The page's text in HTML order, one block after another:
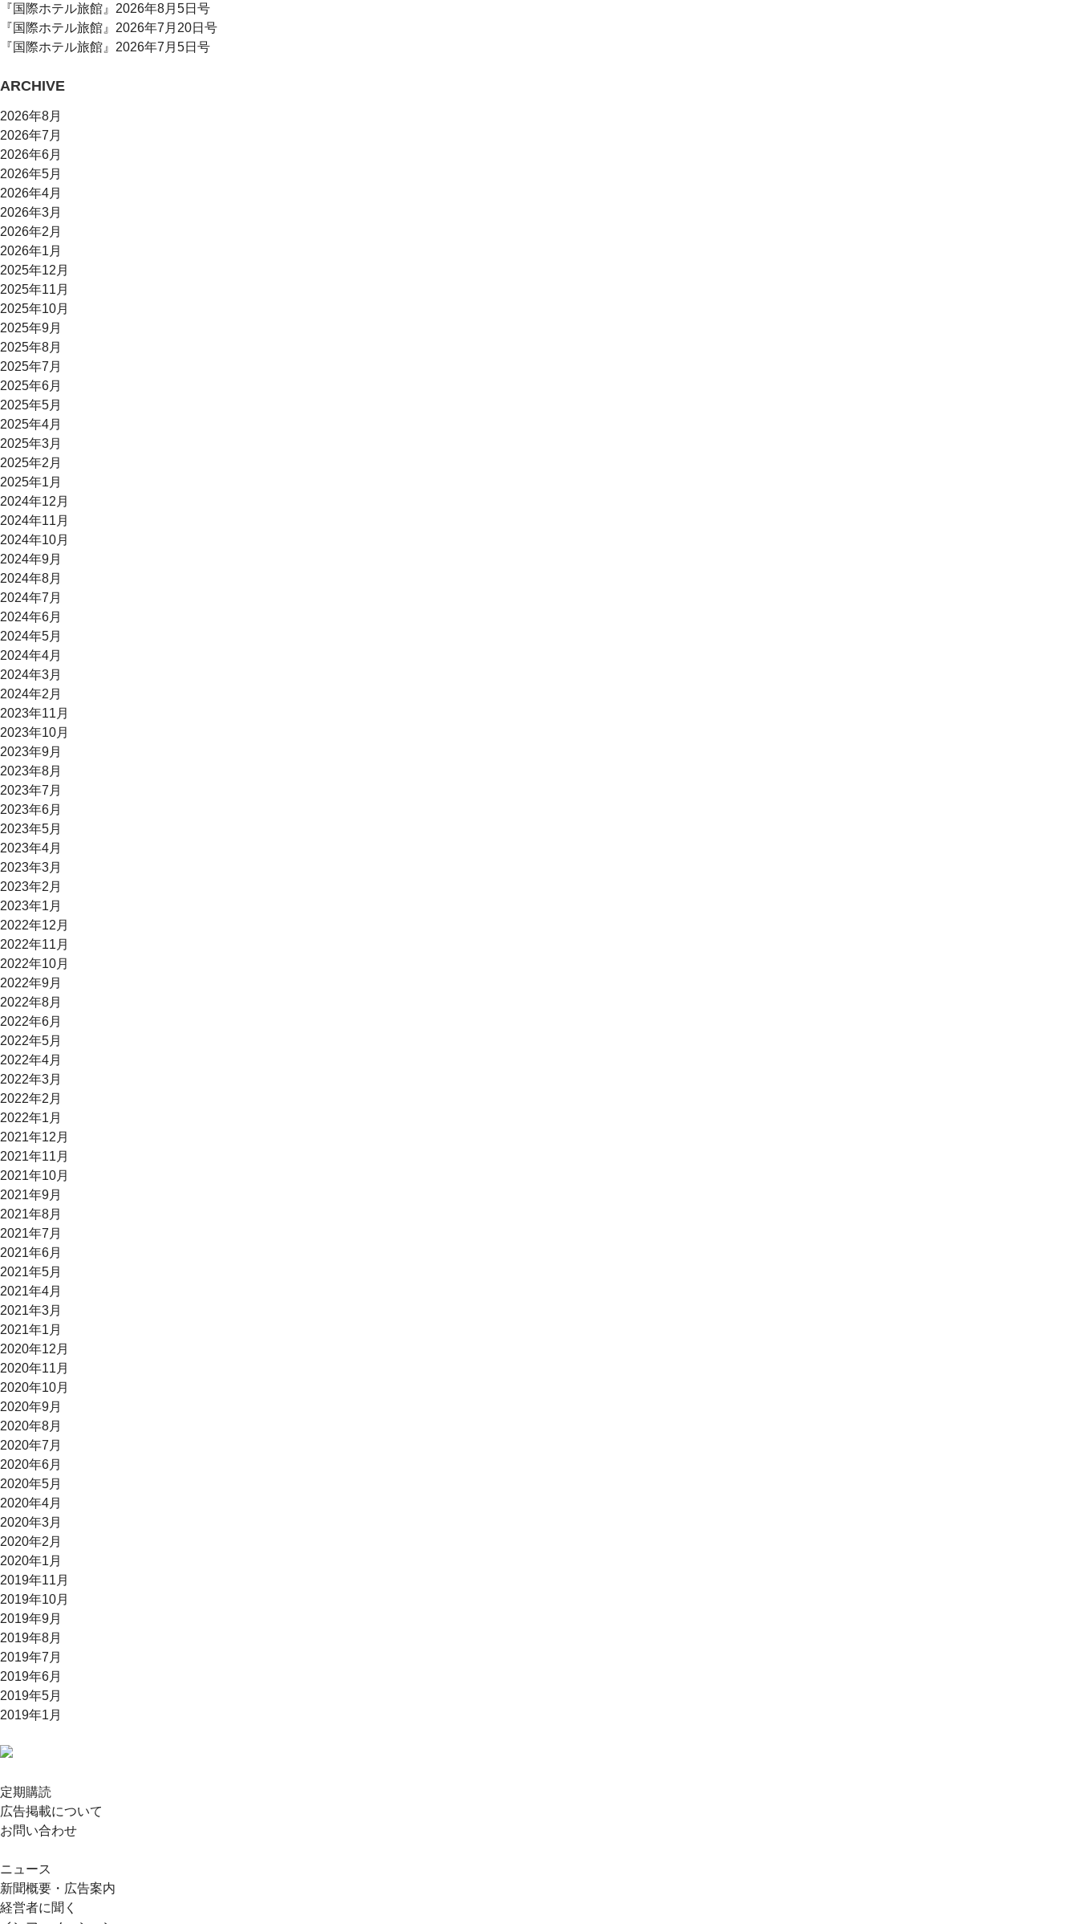
『国際ホテル旅館』2026年8月5日号
『国際ホテル旅館』2026年7月20日号
『国際ホテル旅館』2026年7月5日号
ARCHIVE
2026年8月
2026年7月
2026年6月
2026年5月
2026年4月
2026年3月
2026年2月
2026年1月
2025年12月
2025年11月
2025年10月
2025年9月
2025年8月
2025年7月
2025年6月
2025年5月
2025年4月
2025年3月
2025年2月
2025年1月
2024年12月
2024年11月
2024年10月
2024年9月
2024年8月
2024年7月
2024年6月
2024年5月
2024年4月
2024年3月
2024年2月
2023年11月
2023年10月
2023年9月
2023年8月
2023年7月
2023年6月
2023年5月
2023年4月
2023年3月
2023年2月
2023年1月
2022年12月
2022年11月
2022年10月
2022年9月
2022年8月
2022年6月
2022年5月
2022年4月
2022年3月
2022年2月
2022年1月
2021年12月
2021年11月
2021年10月
2021年9月
2021年8月
2021年7月
2021年6月
2021年5月
2021年4月
2021年3月
2021年1月
2020年12月
2020年11月
2020年10月
2020年9月
2020年8月
2020年7月
2020年6月
2020年5月
2020年4月
2020年3月
2020年2月
2020年1月
2019年11月
2019年10月
2019年9月
2019年8月
2019年7月
2019年6月
2019年5月
2019年1月
定期購読
広告掲載について
お問い合わせ
ニュース
新聞概要・広告案内
経営者に聞く